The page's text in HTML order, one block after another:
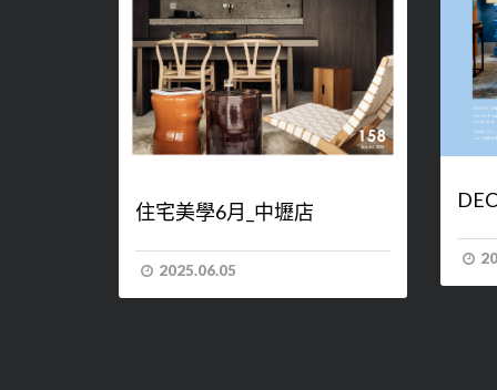
住宅美學6月_中壢店
2025.06.05